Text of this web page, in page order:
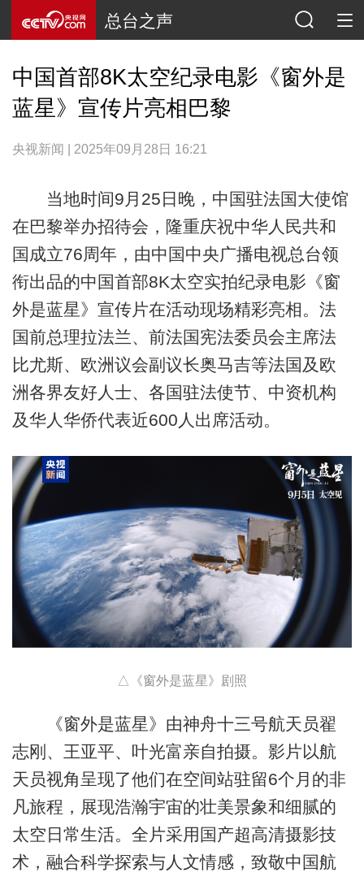
总台之声
中国首部8K太空纪录电影《窗外是
蓝星》宣传片亮相巴黎
央视新闻 | 2025年09月28日 16:21
当地时间9月25日晚，中国驻法国大使馆
在巴黎举办招待会，隆重庆祝中华人民共和
国成立76周年，由中国中央广播电视总台领
衔出品的中国首部8K太空实拍纪录电影《窗
外是蓝星》宣传片在活动现场精彩亮相。法
国前总理拉法兰、前法国宪法委员会主席法
比尤斯、欧洲议会副议长奥马吉等法国及欧
洲各界友好人士、各国驻法使节、中资机构
及华人华侨代表近600人出席活动。
△《窗外是蓝星》剧照
《窗外是蓝星》由神舟十三号航天员翟
志刚、王亚平、叶光富亲自拍摄。影片以航
天员视角呈现了他们在空间站驻留6个月的非
凡旅程，展现浩瀚宇宙的壮美景象和细腻的
太空日常生活。全片采用国产超高清摄影技
术，融合科学探索与人文情感，致敬中国航